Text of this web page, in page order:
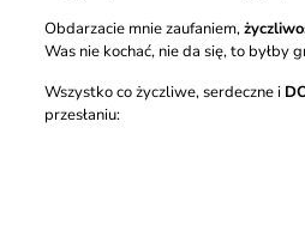
Obdarzacie mnie zaufaniem,
Was nie kochać, nie da się, to byłby
Wszystko co życzliwe, serdeczne i
przesłaniu: